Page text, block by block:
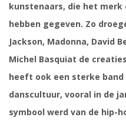
kunstenaars, die het
hebben gegeven. Zo
Jackson, Madonna, David
Michel Basquiat de
heeft ook een sterke
danscultuur, vooral in de
symbool werd van de hip-